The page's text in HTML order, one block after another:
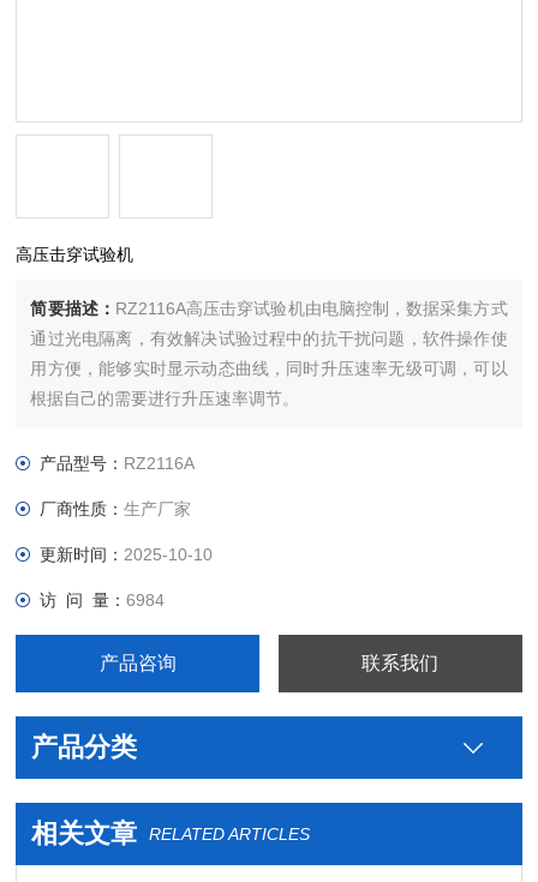
高压击穿试验机
简要描述： RZ2116A高压击穿试验机由电脑控制，数据采集方式
通过光电隔离，有效解决试验过程中的抗干扰问题，软件操作使
用方便，能够实时显示动态曲线，同时升压速率无级可调，可以
根据自己的需要进行升压速率调节。
产品型号： RZ2116A
厂商性质：生产厂家
更新时间： 2025-10-10
访 问 量：6984
产品咨询 联系我们
产品分类
相关文章 RELATED ARTICLES